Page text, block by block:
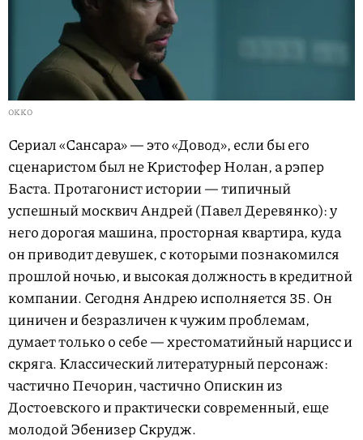
OKKO
Сериал «Сансара» — это «Довод», если бы его
сценаристом был не Кристофер Нолан, а рэпер
Баста. Протагонист истории — типичный
успешный москвич Андрей (Павел Деревянко): у
него дорогая машина, просторная квартира, куда
он приводит девушек, с которыми познакомился
прошлой ночью, и высокая должность в кредитной
компании. Сегодня Андрею исполняется 35. Он
циничен и безразличен к чужим проблемам,
думает только о себе — хрестоматийный нарцисс и
скряга. Классический литературный персонаж:
частично Печорин, частично Опискин из
Достоевского и практически современный, еще
молодой Эбенизер Скрудж.